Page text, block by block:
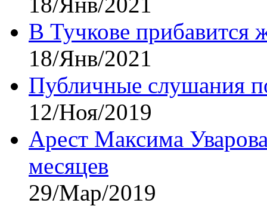
В Тучкове прибавится
18/Янв/2021
Публичные слушания
12/Ноя/2019
Арест Максима
месяцев
29/Мар/2019